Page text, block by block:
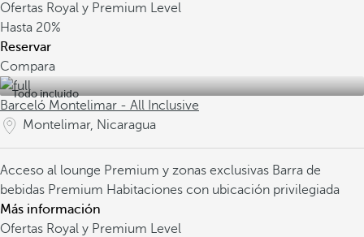
Ofertas Royal y Premium Level
Hasta 20%
Reservar
Compara
Todo incluido
Barceló Montelimar - All Inclusive
Montelimar, Nicaragua
Acceso al lounge Premium y zonas exclusivas Barra de
bebidas Premium Habitaciones con ubicación privilegiada
Más información
Ofertas Royal y Premium Level